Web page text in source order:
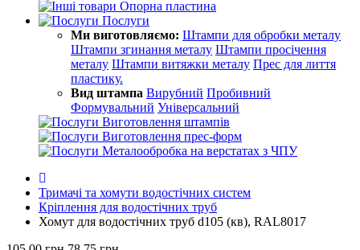
Опорна пластина
Послуги
Ми виготовляємо: Штампи для обробки металу
Штампи згинання металу Штампи просічення
металу Штампи витяжки металу Прес для лиття
пластику.
Вид штампа Вирубний Пробивний
Формувальний Універсальний
Виготовлення штампів
Виготовлення прес-форм
Металообробка на верстатах з ЧПУ
Тримачі та хомути водостічних систем
Кріплення для водостічних труб
Хомут для водостічних труб d105 (кв), RAL8017